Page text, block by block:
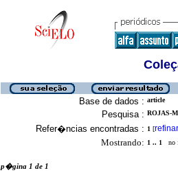
Base de dados : article
Pesquisa : ROJAS-
Refer�ncias encontradas : 1 [refinar
Mostrando: 1 .. 1 no
p�gina 1 de 1